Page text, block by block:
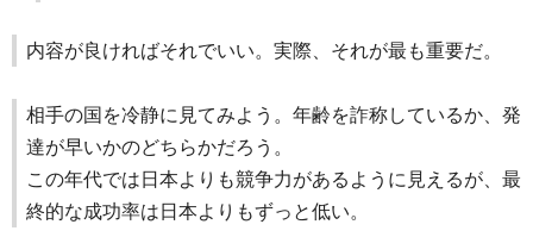
内容が良ければそれでいい。実際、それが最も重要だ。
相手の国を冷静に見てみよう。年齢を詐称しているか、発
達が早いかのどちらかだろう。
この年代では日本よりも競争力があるように見えるが、最
終的な成功率は日本よりもずっと低い。